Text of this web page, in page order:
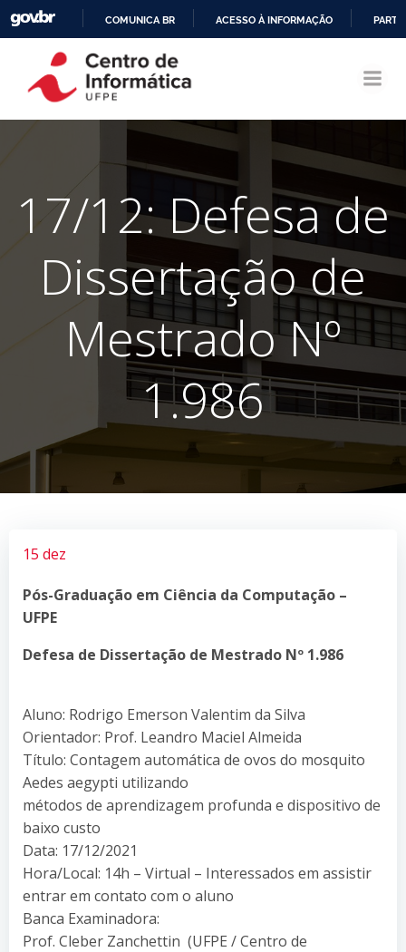
CONTEÚDO
COMUNICA BR ACESSO À INFORMAÇÃO
17/12: Defesa de
Dissertação de
Mestrado Nº
1.986
15 dez
Pós-Graduação em Ciência da Computação –
UFPE
Defesa de Dissertação de Mestrado Nº 1.986
Aluno: Rodrigo Emerson Valentim da Silva
Orientador: Prof. Leandro Maciel Almeida
Título: Contagem automática de ovos do mosquito
Aedes aegypti utilizando
métodos de aprendizagem profunda e dispositivo de
baixo custo
Data: 17/12/2021
Hora/Local: 14h – Virtual – Interessados em assistir
entrar em contato com o aluno
Banca Examinadora:
Prof. Cleber Zanchettin (UFPE / Centro de